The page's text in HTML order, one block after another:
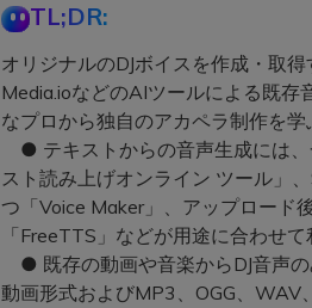
TL;DR:
オリジナルのDJボイスを作成・取
Media.ioなどのAIツールによる既存
なプロから独自のアカペラ制作を学
● テキストからの音声生成には
スト読み上げオンライン ツール」
つ「Voice Maker」、アップロード
「FreeTTS」などが用途に合わせて
● 既存の動画や音楽からDJ音声
動画形式およびMP3、OGG、WAV